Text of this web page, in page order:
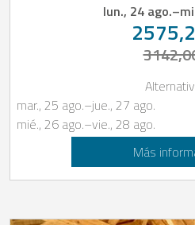
lun., 24 ago.–
mar., 25 ago.–jue., 27 ago.
mié., 26 ago.–vie., 28 ago.
Más